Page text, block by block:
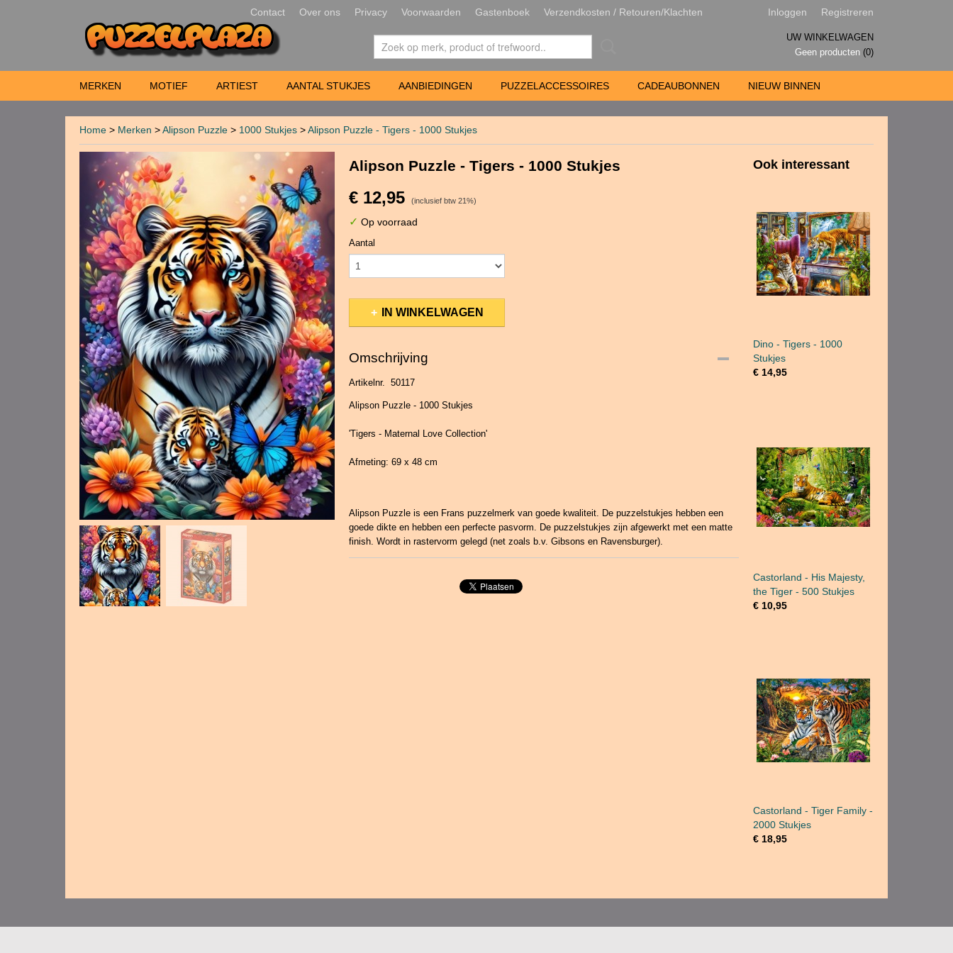
Contact Over ons Privacy Voorwaarden Gastenboek Verzendkosten / Retouren/Klachten Inloggen Registreren
UW WINKELWAGEN
Geen producten (0)
MERKEN MOTIEF ARTIEST AANTAL STUKJES AANBIEDINGEN PUZZELACCESSOIRES CADEAUBONNEN NIEUW BINNEN
Home > Merken >Alipson Puzzle > 1000 Stukjes >Alipson Puzzle - Tigers - 1000 Stukjes
Alipson Puzzle - Tigers - 1000 Stukjes
€ 12,95 (inclusief btw 21%)
✓ Op voorraad
Aantal
IN WINKELWAGEN
Omschrijving
Artikelnr. 50117
Alipson Puzzle - 1000 Stukjes
'Tigers - Maternal Love Collection'
Afmeting: 69 x 48 cm
Alipson Puzzle is een Frans puzzelmerk van goede kwaliteit. De puzzelstukjes hebben een
goede dikte en hebben een perfecte pasvorm. De puzzelstukjes zijn afgewerkt met een matte
finish. Wordt in rastervorm gelegd (net zoals b.v. Gibsons en Ravensburger).
Ook interessant
Dino - Tigers - 1000
Stukjes
€ 14,95
Castorland - His Majesty,
the Tiger - 500 Stukjes
€ 10,95
Castorland - Tiger Family -
2000 Stukjes
€ 18,95